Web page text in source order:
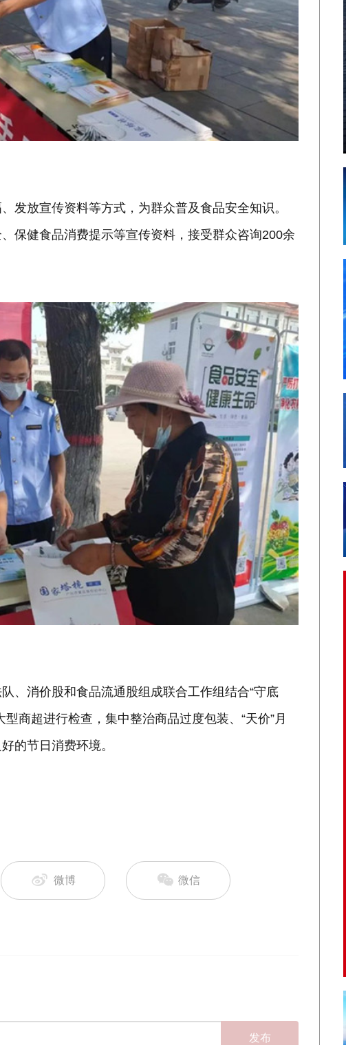
发放宣传资料等方式，为群众普及食品安全知识。
保健食品消费提示等宣传资料，接受群众咨询200余
、消价股和食品流通股组成联合工作组结合“守底
商超进行检查，集中整治商品过度包装、“天价”月
的节日消费环境。
微博 微信
发布